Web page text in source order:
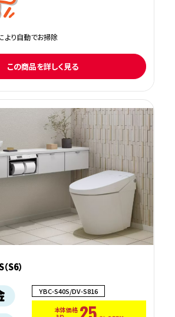
より自動でお掃除
この商品を詳しく見る
S6）
YBC-S40S/DV-S816
本体価格